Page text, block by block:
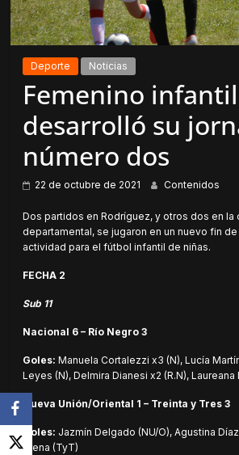
Deporte Noticias
Femenino infantil
desarrolló su
número dos
22 de octubre de 2021 Contenidos
Dos partidos en Rodríguez, y otros dos en la
departamental, se jugaron en un nuevo fin
actividad para el fútbol infantil de niñas.
FECHA 2
Sub 11
Nacional 6 – Río Negro 3
Goles: Manuela Cortalezzi x3 (N), Lucía
Leyes (N), Delmira Dianesi x2 (R.N), Laureana
Nueva Unión/Oriental 1 – Treinta y Tres 3
Goles: Jazmín Delgado (NU/O), Agustina
Arena (TyT)